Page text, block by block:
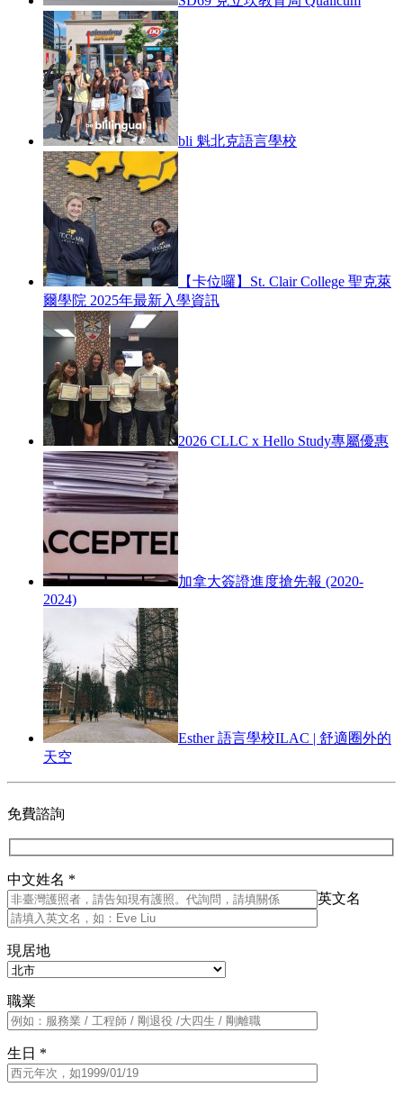
bli 魁北克語言學校
【卡位囉】St. Clair College 聖克萊
爾學院 2025年最新入學資訊
2026 CLLC x Hello Study專屬優惠
加拿大簽證進度搶先報 (2020-
2024)
Esther 語言學校ILAC | 舒適圈外的
天空
免費諮詢
中文姓名 *
英文名
現居地
職業
生日 *